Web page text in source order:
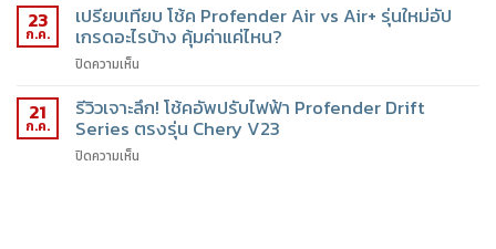
23
ก.ค.
เปรียบเทียบ โช้ค Profender Air vs Air+ รุ่นใหม่อัป
เกรดอะไรบ้าง คุ้มค่าแค่ไหน?
ปิดความเห็น
21
ก.ค.
รีวิวเจาะลึก! โช้คอัพปรับไฟฟ้า Profender Drift
Series ตรงรุ่น Chery V23
ปิดความเห็น